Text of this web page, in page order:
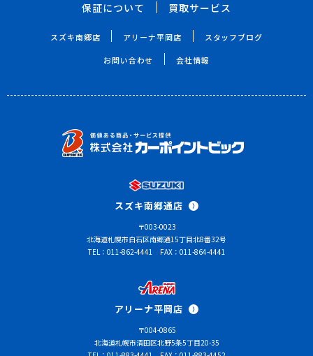
保証について
買取サービス
スズキ南郷店 アリーナ平岡店 スタッフブログ
お問い合わせ 会社情報
スズキ南郷通店
〒003-0023
北海道札幌市白石区南郷通15丁目北8番32号
TEL：011-862-4441
FAX：011-864-4441
アリーナ平岡店
〒004-0865
北海道札幌市清田区北野5条5丁目20-35